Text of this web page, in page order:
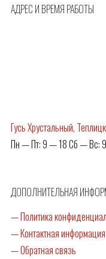
АДРЕС И ВРЕМЯ РАБОТЫ
Гусь Хрустальный,
Пн — Пт: 9 — 18 Сб — Вс:
ДОПОЛНИТЕЛЬНАЯ
— Политика
— Контактная информация
— Обратная связь